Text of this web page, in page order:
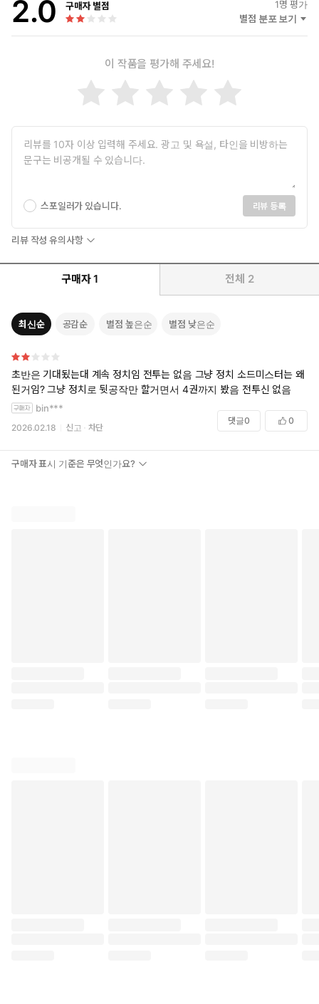
2.0 구매자 별점 1명 평가
별점 분포 보기
이 작품을 평가해 주세요!
스포일러가 있습니다. 리뷰 등록
리뷰 작성 유의사항
구매자 1 전체 2
최신순 공감순 별점 높은순 별점 낮은순
초반은 기대됬는대 계속 정치임 전투는 없음 그냥 정치 소드미스터는 왜
된거임? 그냥 정치로 뒷공작만 할거면서 4권까지 봤음 전투신 없음
bin***
2026.02.18 신고 차단
댓글0 0
구매자 표시 기준은 무엇인가요?